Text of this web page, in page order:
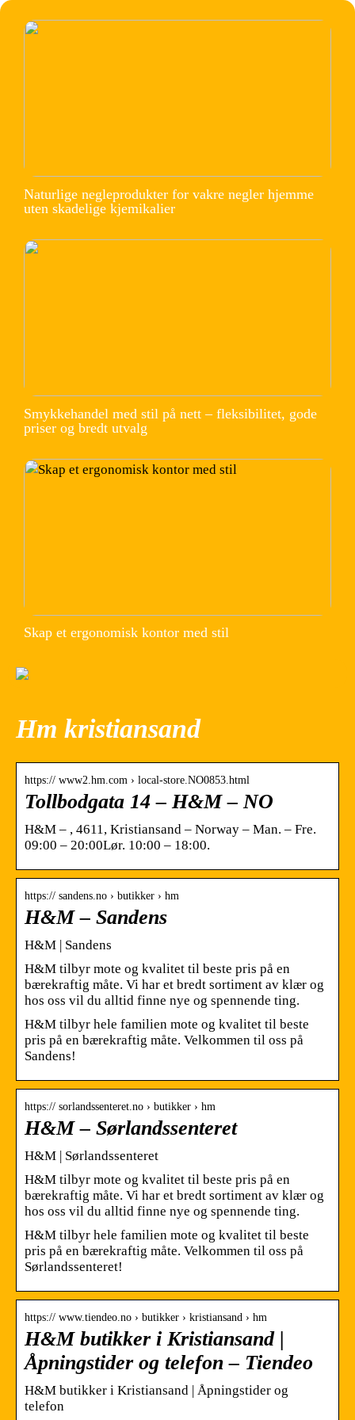
Naturlige negleprodukter for vakre negler hjemme
uten skadelige kjemikalier
Smykkehandel med stil på nett – fleksibilitet, gode
priser og bredt utvalg
Skap et ergonomisk kontor med stil
Hm kristiansand
https:// www2.hm.com › local-store.NO0853.html
Tollbodgata 14 – H&M – NO
H&M – , 4611, Kristiansand – Norway – Man. – Fre.
09:00 – 20:00Lør. 10:00 – 18:00.
https:// sandens.no › butikker › hm
H&M – Sandens
H&M | Sandens
H&M tilbyr mote og kvalitet til beste pris på en
bærekraftig måte. Vi har et bredt sortiment av klær og
hos oss vil du alltid finne nye og spennende ting.
H&M tilbyr hele familien mote og kvalitet til beste
pris på en bærekraftig måte. Velkommen til oss på
Sandens!
https:// sorlandssenteret.no › butikker › hm
H&M – Sørlandssenteret
H&M | Sørlandssenteret
H&M tilbyr mote og kvalitet til beste pris på en
bærekraftig måte. Vi har et bredt sortiment av klær og
hos oss vil du alltid finne nye og spennende ting.
H&M tilbyr hele familien mote og kvalitet til beste
pris på en bærekraftig måte. Velkommen til oss på
Sørlandssenteret!
https:// www.tiendeo.no › butikker › kristiansand › hm
H&M butikker i Kristiansand |
Åpningstider og telefon – Tiendeo
H&M butikker i Kristiansand | Åpningstider og
telefon